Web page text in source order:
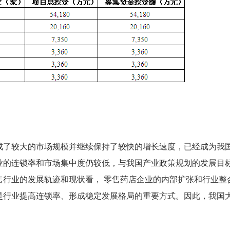
大的市场规模并继续保持了较快的增长速度，已经成为我
连锁率和市场集中度仍较低，与我国产业政策规划的发展目
业的发展轨迹和现状看， 零售药店企业的内部扩张和行业整
业提高连锁率、形成稳定发展格局的重要方式。因此，我国